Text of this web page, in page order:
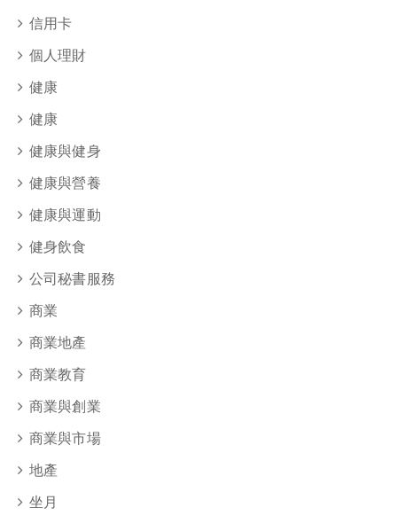
信用卡
個人理財
健康
健康
健康與健身
健康與營養
健康與運動
健身飲食
公司秘書服務
商業
商業地產
商業教育
商業與創業
商業與市場
地產
坐月